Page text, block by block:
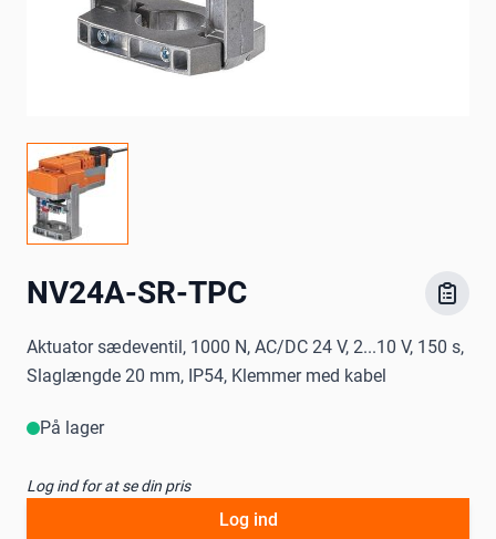
NV24A-SR-TPC
Aktuator sædeventil, 1000 N, AC/DC 24 V, 2...10 V, 150 s,
Slaglængde 20 mm, IP54, Klemmer med kabel
På lager
Log ind for at se din pris
Log ind